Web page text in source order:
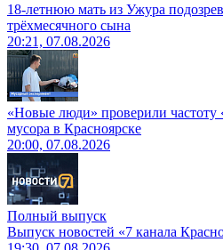
18-летнюю мать из Ужура
трёхмесячного сына
20:21, 07.08.2026
«Новые люди» проверили частоту
мусора в Красноярске
20:00, 07.08.2026
Полный выпуск
Выпуск новостей «7 канала